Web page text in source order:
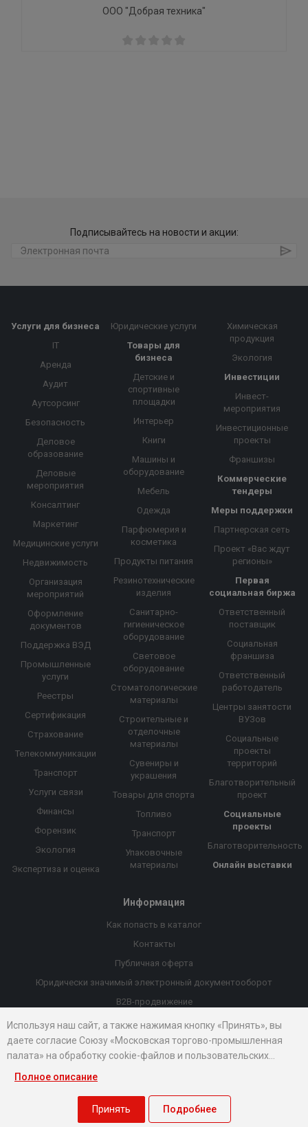
ООО "Добрая техника"
Подписывайтесь на новости и акции:
Услуги для бизнеса
IT
Аренда
Аудит
Аутсорсинг
Безопасность
Деловое
образование
Деловые
мероприятия
Консалтинг
Маркетинг
Медицинские услуги
Недвижимость
Организация
мероприятий
Оформление
документов
Поддержка ВЭД
Промышленные
услуги
Реестры
Сертификация
Страхование
Телекоммуникации
Транспорт
Услуги связи
Финансы
Форензик
Экология
Экспертиза и оценка
Юридические услуги
Товары для
бизнеса
Детские и
спортивные
площадки
Интерьер
Книги
Машины и
оборудование
Мебель
Одежда
Парфюмерия и
косметика
Продукты питания
Резинотехнические
изделия
Санитарно-
гигиеническое
оборудование
Световое
оборудование
Стоматологические
материалы
Строительные и
отделочные
материалы
Сувениры и
украшения
Товары для спорта
Топливо
Транспорт
Упаковочные
материалы
Химическая
продукция
Экология
Инвестиции
Инвест-
мероприятия
Инвестиционные
проекты
Франшизы
Коммерческие
тендеры
Меры поддержки
Партнерская сеть
Проект «Вас ждут
регионы»
Первая
социальная биржа
Ответственный
поставщик
Социальная
франшиза
Ответственный
работодатель
Центры занятости
ВУЗов
Социальные
проекты
территорий
Благотворительный
проект
Социальные
проекты
Благотворительность
Онлайн выставки
Информация
Как попасть в каталог
Контакты
Публичная оферта
Юридически значимый электронный документооборот
B2B-продвижение
Порекомендовать компанию
Онлайн выставки
Рейтинг компаний
© 2026 Все права защищены. Правовые документы
Используя наш сайт, а также нажимая кнопку «Принять», вы
даете согласие Союзу «Московская торгово-промышленная
палата» на обработку cookie-файлов и пользовательских
данных...
Полное описание
Принять Подробнее